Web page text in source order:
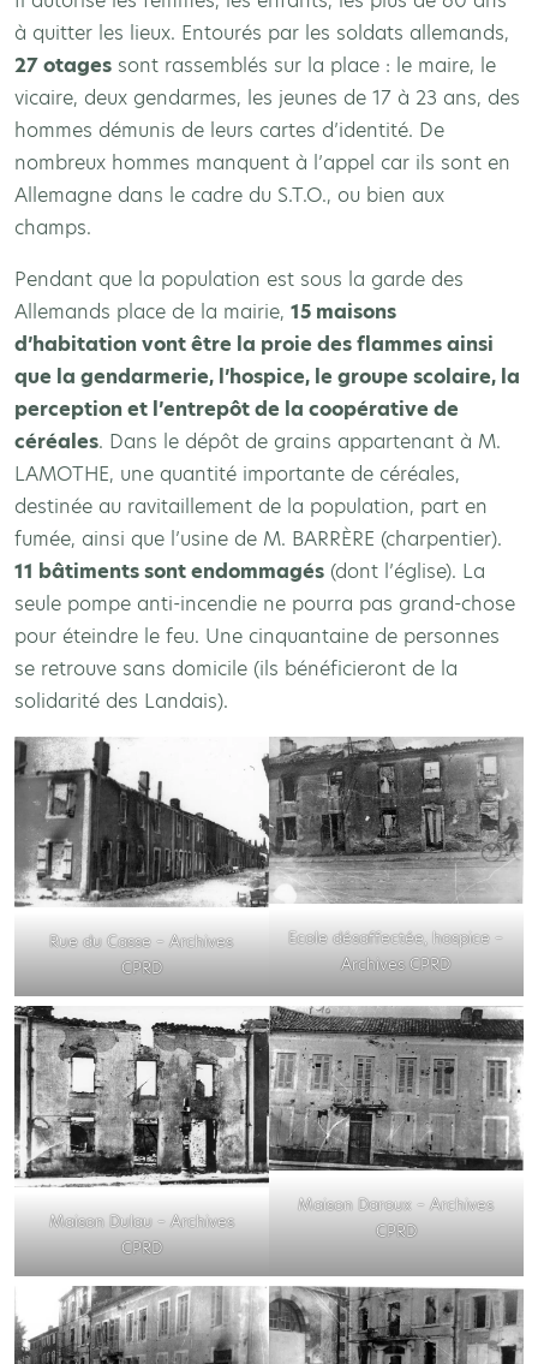
à quitter les lieux. Entourés par les soldats allemands,
27 otages sont rassemblés sur la place : le maire, le
vicaire, deux gendarmes, les jeunes de 17 à 23 ans, des
hommes démunis de leurs cartes d’identité. De
nombreux hommes manquent à l’appel car ils sont en
Allemagne dans le cadre du S.T.O., ou bien aux
champs.
Pendant que la population est sous la garde des
Allemands place de la mairie, 15 maisons
d’habitation vont être la proie des flammes ainsi
que la gendarmerie, l’hospice, le groupe scolaire, la
perception et l’entrepôt de la coopérative de
céréales. Dans le dépôt de grains appartenant à M.
LAMOTHE, une quantité importante de céréales,
destinée au ravitaillement de la population, part en
fumée, ainsi que l’usine de M. BARRÈRE (charpentier).
11 bâtiments sont endommagés (dont l’église). La
seule pompe anti-incendie ne pourra pas grand-chose
pour éteindre le feu. Une cinquantaine de personnes
se retrouve sans domicile (ils bénéficieront de la
solidarité des Landais).
Rue du Casse – Archives
CPRD
Ecole désaffectée, hospice –
Archives CPRD
Maison Dulau – Archives
CPRD
Maison Daroux – Archives
CPRD